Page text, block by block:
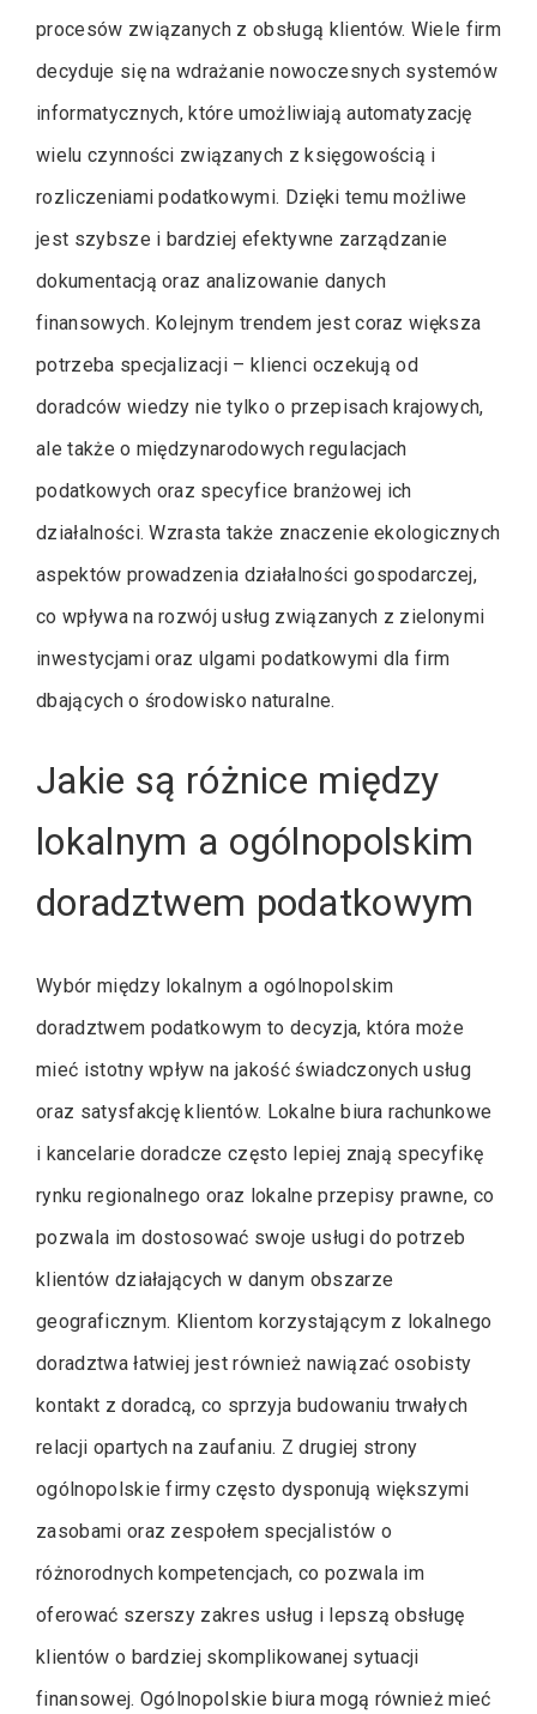
procesów związanych z obsługą klientów. Wiele firm
decyduje się na wdrażanie nowoczesnych systemów
informatycznych, które umożliwiają automatyzację
wielu czynności związanych z księgowością i
rozliczeniami podatkowymi. Dzięki temu możliwe
jest szybsze i bardziej efektywne zarządzanie
dokumentacją oraz analizowanie danych
finansowych. Kolejnym trendem jest coraz większa
potrzeba specjalizacji – klienci oczekują od
doradców wiedzy nie tylko o przepisach krajowych,
ale także o międzynarodowych regulacjach
podatkowych oraz specyfice branżowej ich
działalności. Wzrasta także znaczenie ekologicznych
aspektów prowadzenia działalności gospodarczej,
co wpływa na rozwój usług związanych z zielonymi
inwestycjami oraz ulgami podatkowymi dla firm
dbających o środowisko naturalne.
Jakie są różnice między
lokalnym a ogólnopolskim
doradztwem podatkowym
Wybór między lokalnym a ogólnopolskim
doradztwem podatkowym to decyzja, która może
mieć istotny wpływ na jakość świadczonych usług
oraz satysfakcję klientów. Lokalne biura rachunkowe
i kancelarie doradcze często lepiej znają specyfikę
rynku regionalnego oraz lokalne przepisy prawne, co
pozwala im dostosować swoje usługi do potrzeb
klientów działających w danym obszarze
geograficznym. Klientom korzystającym z lokalnego
doradztwa łatwiej jest również nawiązać osobisty
kontakt z doradcą, co sprzyja budowaniu trwałych
relacji opartych na zaufaniu. Z drugiej strony
ogólnopolskie firmy często dysponują większymi
zasobami oraz zespołem specjalistów o
różnorodnych kompetencjach, co pozwala im
oferować szerszy zakres usług i lepszą obsługę
klientów o bardziej skomplikowanej sytuacji
finansowej. Ogólnopolskie biura mogą również mieć